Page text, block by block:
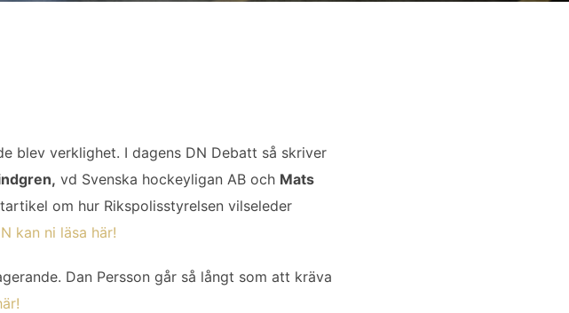
blev verklighet. I dagens DN Debatt så skriver
vd Svenska hockeyligan AB och Mats
om hur Rikspolisstyrelsen vilseleder
kan ni läsa här!
Dan Persson går så långt som att kräva